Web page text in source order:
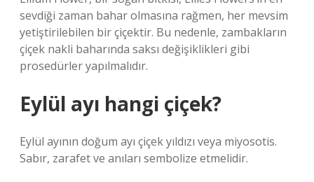
sevdiği zaman bahar olmasına rağmen, her mevsim
yetiştirilebilen bir çiçektir. Bu nedenle, zambakların
çiçek nakli baharında saksı değişiklikleri gibi
prosedürler yapılmalıdır.
Eylül ayı hangi çiçek?
Eylül ayının doğum ayı çiçek yıldızı veya miyosotis.
Sabır, zarafet ve anıları sembolize etmelidir.